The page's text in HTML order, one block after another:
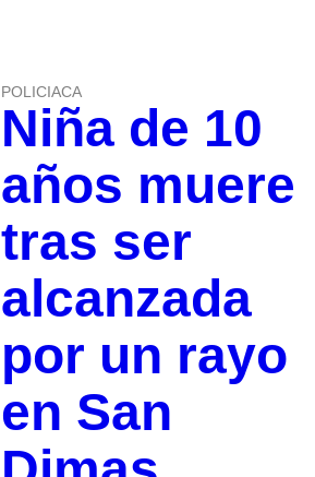
POLICIACA
Niña de 10
años muere
tras ser
alcanzada
por un rayo
en San